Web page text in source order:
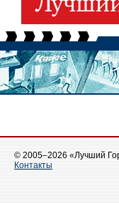
© 2005–2026 «Лучший
Контакты